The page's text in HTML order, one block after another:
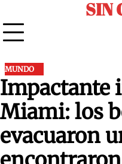
to
content
SIN
MUNDO
Impactante
Miami: los
evacuaron